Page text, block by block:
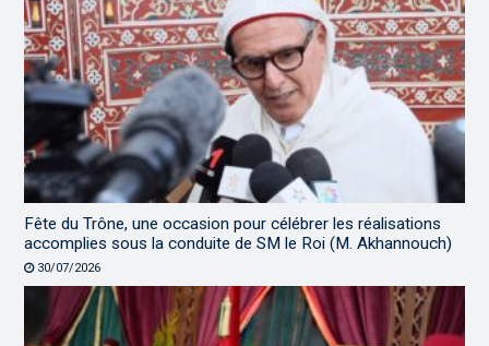
Fête du Trône, une occasion pour célébrer les réalisations
accomplies sous la conduite de SM le Roi (M. Akhannouch)
30/07/2026